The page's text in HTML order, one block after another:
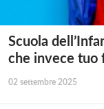
Scuola
che invece tuo
02 settembre 2025